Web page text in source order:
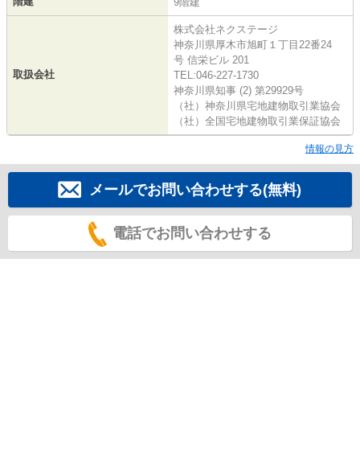
取扱会社
株式会社ネクステージ
神奈川県厚木市旭町１丁目22番24
号 信栄ビル 201
TEL:046-227-1730
神奈川県知事 (2) 第29929号
（社）神奈川県宅地建物取引業協会
（社）全国宅地建物取引業保証協会
情報の見方
メールでお問い合わせする(無料)
電話でお問い合わせする